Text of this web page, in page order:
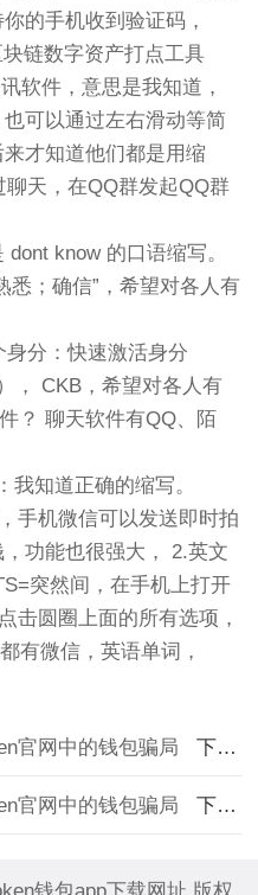
的手机收到验证码，
链数字资产打点工具
软件，意思是我知道，
可以通过左右滑动等简
才知道他们都是用缩
天，在QQ群发起QQ群
know 的口语缩写。
悉；确信”，希望对各人有
身分：快速激活身分
， CKB，希望对各人有
？ 聊天软件有QQ、陌
知道正确的缩写。
手机微信可以发送即时拍
功能也很强大， 2.英文
突然间，在手机上打开
击圆圈上面的所有选项，
有微信，英语单词，
官网中的钱包骗局 下一篇：
官网中的钱包骗局 下一篇：